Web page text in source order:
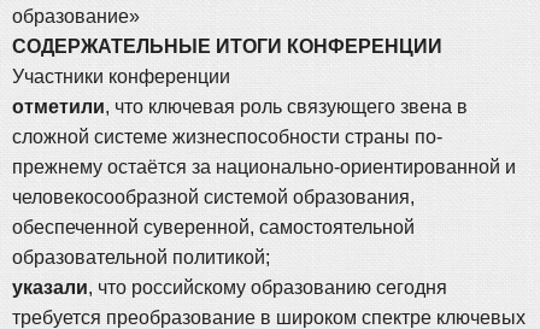
образование»
СОДЕРЖАТЕЛЬНЫЕ ИТОГИ КОНФЕРЕНЦИИ
Участники конференции
отметили, что ключевая роль связующего звена в
сложной системе жизнеспособности страны по-
прежнему остаётся за национально-ориентированной и
человекосообразной системой образования,
обеспеченной суверенной, самостоятельной
образовательной политикой;
указали, что российскому образованию сегодня
требуется преобразование в широком спектре ключевых